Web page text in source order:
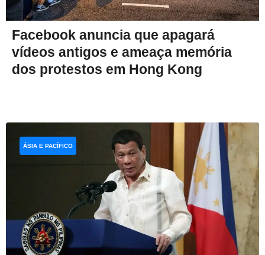
Facebook anuncia que apagará
vídeos antigos e ameaça memória
dos protestos em Hong Kong
ÁSIA E PACÍFICO